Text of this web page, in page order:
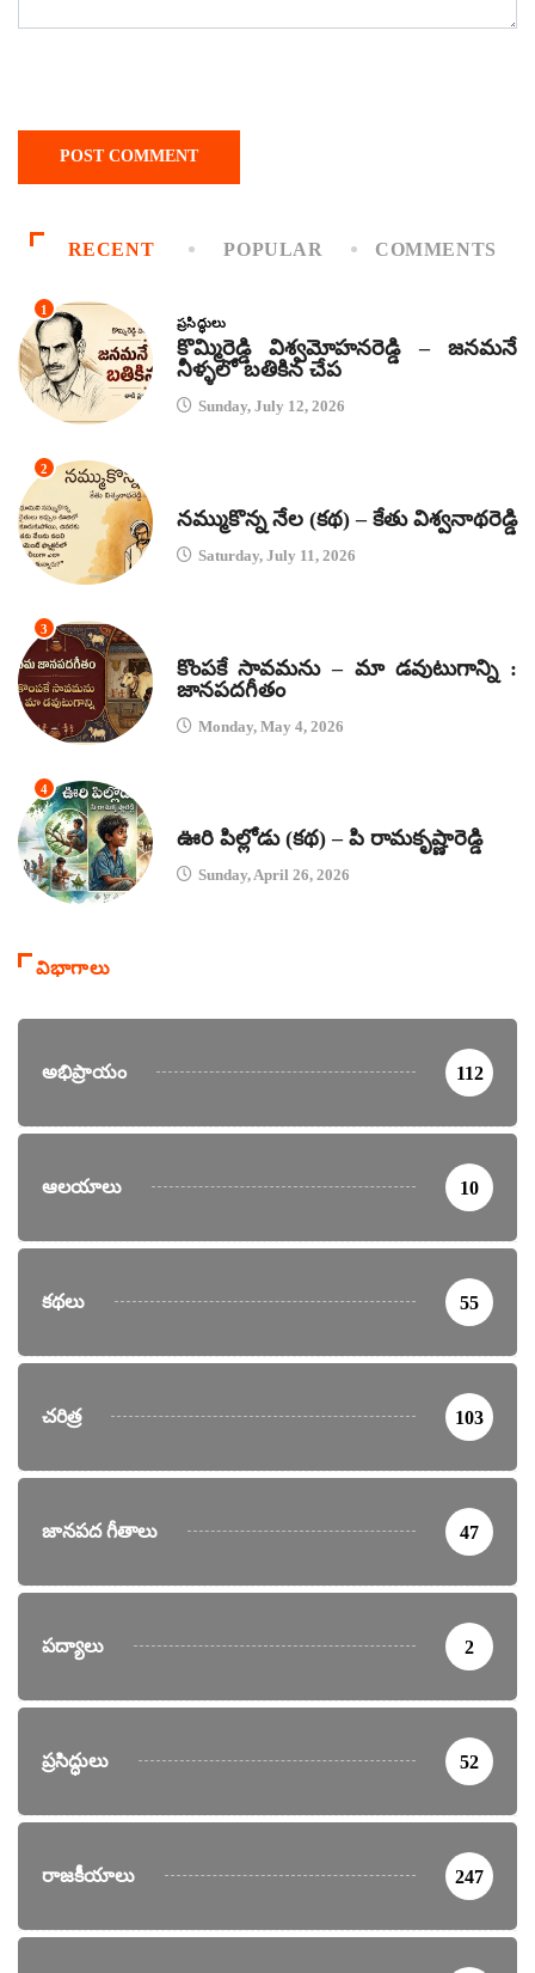
RECENT POPULAR COMMENTS
1
ప్రసిద్ధులు
కొమ్మిరెడ్డి విశ్వమోహనరెడ్డి – జనమనే
నీళ్ళలో బతికిన చేప
Sunday, July 12, 2026
2
నమ్ముకొన్న నేల (కథ) – కేతు విశ్వనాథరెడ్డి
Saturday, July 11, 2026
3
కొంపకే సావమను – మా డవుటుగాన్ని :
జానపదగీతం
Monday, May 4, 2026
4
ఊరి పిల్లోడు (కథ) – పి రామకృష్ణారెడ్డి
Sunday, April 26, 2026
విభాగాలు
అభిప్రాయం 112
ఆలయాలు 10
కథలు 55
చరిత్ర 103
జానపద గీతాలు 47
పద్యాలు 2
ప్రసిద్ధులు 52
రాజకీయాలు 247